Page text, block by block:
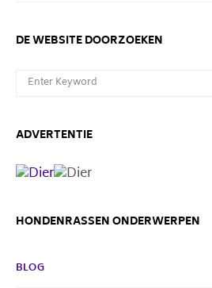
DE WEBSITE DOORZOEKEN
SEARCH FOR:
ADVERTENTIE
HONDENRASSEN ONDERWERPEN
BLOG